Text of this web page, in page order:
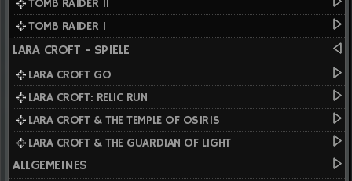
TOMB RAIDER II
TOMB RAIDER I
LARA CROFT - SPIELE
LARA CROFT GO
LARA CROFT: RELIC RUN
LARA CROFT & THE TEMPLE OF OSIRIS
LARA CROFT & THE GUARDIAN OF LIGHT
ALLGEMEINES